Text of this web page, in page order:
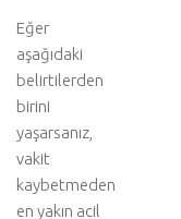
Eğer
aşağıdaki
belirtilerden
birini
yaşarsanız,
vakit
kaybetmeden
en yakın acil